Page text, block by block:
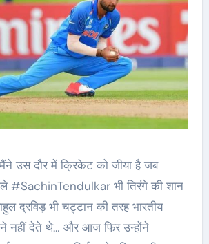
मैंने उस दौर में क्रिकेट को जीया है जब
#SachinTendulkar भी तिरंगे की शान
द्रविड़ भी चट्टान की तरह भारतीय
नहीं देते थे… और आज फिर उन्होंने